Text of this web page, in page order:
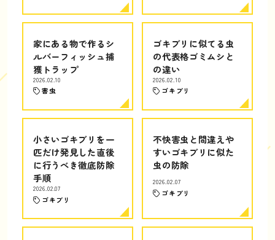
家にある物で作るシ
ルバーフィッシュ捕
獲トラップ
2026.02.10
害虫
ゴキブリに似てる虫
の代表格ゴミムシと
の違い
2026.02.10
ゴキブリ
小さいゴキブリを一
匹だけ発見した直後
に行うべき徹底防除
手順
2026.02.07
ゴキブリ
不快害虫と間違えや
すいゴキブリに似た
虫の防除
2026.02.07
ゴキブリ